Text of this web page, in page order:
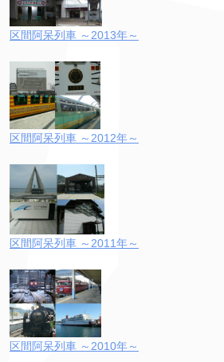
区間阿呆列車 ～2013年～
区間阿呆列車 ～2012年～
区間阿呆列車 ～2011年～
区間阿呆列車 ～2010年～